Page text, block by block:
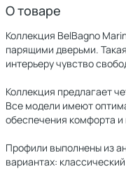
О товаре
Коллекция BelBagno
парящими дверьми.
интерьеру чувство
Коллекция предлагает
Все модели имеют
обеспечения комфорта
Профили выполнены из
вариантах: